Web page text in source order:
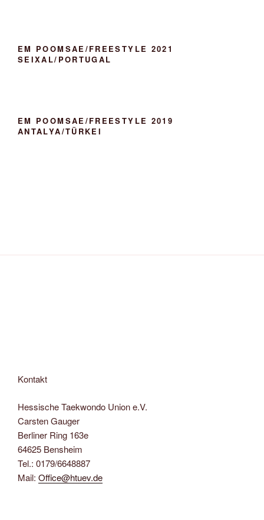
EM POOMSAE/FREESTYLE 2021
SEIXAL/PORTUGAL
EM POOMSAE/FREESTYLE 2019
ANTALYA/TÜRKEI
Kontakt
Hessische Taekwondo Union e.V.
Carsten Gauger
Berliner Ring 163e
64625 Bensheim
Tel.: 0179/6648887
Mail: Office@htuev.de